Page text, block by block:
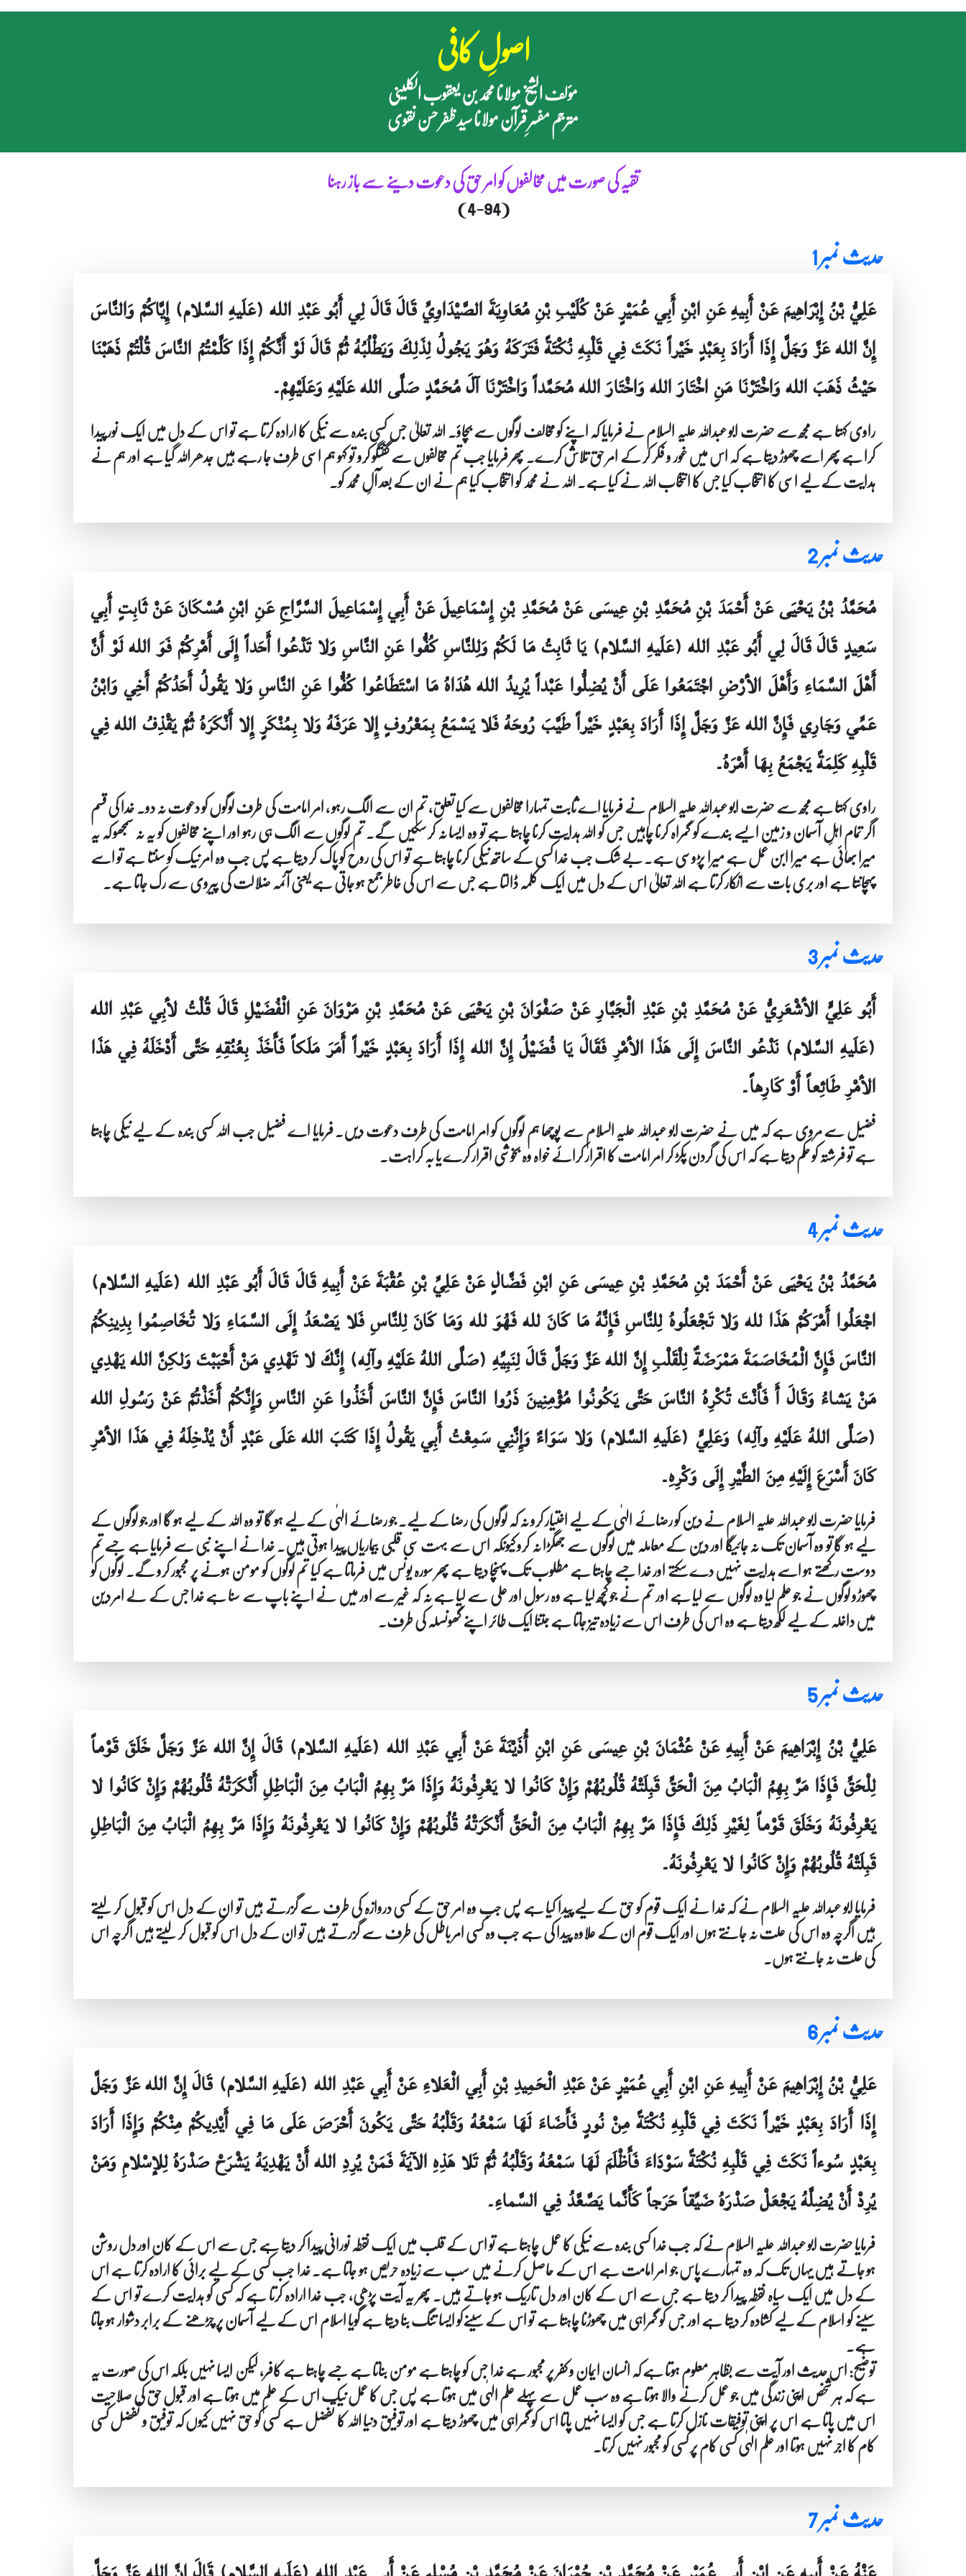
اصولِ کافی
مؤلف الشیخ مولانا محمد بن یعقوب الکلینی
مترجم مفسرِ قرآن مولانا سید ظفر حسن نقوی
تقیہ کی صورت میں مخالفوں کو امر حق کی دعوت دینے سے باز رہنا
(4-94)
حدیث نمبر 1
عَلِيُّ بْنُ إِبْرَاهِيمَ عَنْ أَبِيهِ عَنِ ابْنِ أَبِي عُمَيْرٍ عَنْ كُلَيْبِ بْنِ مُعَاوِيَةَ الصَّيْدَاوِيِّ قَالَ قَالَ لِي أَبُو عَبْدِ الله (عَلَيهِ السَّلام) إِيَّاكُمْ وَالنَّاسَ
إِنَّ الله عَزَّ وَجَلَّ إِذَا أَرَادَ بِعَبْدٍ خَيْراً نَكَتَ فِي قَلْبِهِ نُكْتَةً فَتَرَكَهُ وَهُوَ يَجُولُ لِذَلِكَ وَيَطْلُبُهُ ثُمَّ قَالَ لَوْ أَنَّكُمْ إِذَا كَلَّمْتُمُ النَّاسَ قُلْتُمْ ذَهَبْنَا
حَيْثُ ذَهَبَ الله وَاخْتَرْنَا مَنِ اخْتَارَ الله وَاخْتَارَ الله مُحَمَّداً وَاخْتَرْنَا آلَ مُحَمَّدٍ صَلَّى الله عَلَيْهِ وَعَلَيْهِمْ۔
راوی کہتا ہے مجھ سے حضرت ابو عبداللہ علیہ السلام نے فرمایا کہ اپنے کو مخالف لوگوں سے بچاؤ۔ اللہ تعالیٰ جس کسی بندہ سے نیکی کا ارادہ کرتا ہے تو اس کے دل میں ایک نور پیدا
کرا ہے پھر اسے چھوڑ دیتا ہے کہ اس میں غور و فکر کر کے امر حق تلاش کرے۔ پھر فرمایا جب تم مخالفوں سے گفتگو کرو تو کہو ہم اسی طرف جا رہے ہیں جدھر اللہ گیا ہے اور ہم نے
ہدایت کے لیے اسی کا انتخاب کیا جس کا انتخاب اللہ نے کیا ہے۔ اللہ نے محمد کو انتخاب کیا ہم نے ان کے بعد آلِ محمد کو۔
حدیث نمبر 2
مُحَمَّدُ بْنُ يَحْيَى عَنْ أَحْمَدَ بْنِ مُحَمَّدِ بْنِ عِيسَى عَنْ مُحَمَّدِ بْنِ إِسْمَاعِيلَ عَنْ أَبِي إِسْمَاعِيلَ السَّرَّاجِ عَنِ ابْنِ مُسْكَانَ عَنْ ثَابِتٍ أَبِي
سَعِيدٍ قَالَ قَالَ لِي أَبُو عَبْدِ الله (عَلَيهِ السَّلام) يَا ثَابِتُ مَا لَكُمْ وَلِلنَّاسِ كُفُّوا عَنِ النَّاسِ وَلا تَدْعُوا أَحَداً إِلَى أَمْرِكُمْ فَوَ الله لَوْ أَنَّ
أَهْلَ السَّمَاءِ وَأَهْلَ الأرْضِ اجْتَمَعُوا عَلَى أَنْ يُضِلُّوا عَبْداً يُرِيدُ الله هُدَاهُ مَا اسْتَطَاعُوا كُفُّوا عَنِ النَّاسِ وَلا يَقُولُ أَحَدُكُمْ أَخِي وَابْنُ
عَمِّي وَجَارِي فَإِنَّ الله عَزَّ وَجَلَّ إِذَا أَرَادَ بِعَبْدٍ خَيْراً طَيَّبَ رُوحَهُ فَلا يَسْمَعُ بِمَعْرُوفٍ إِلا عَرَفَهُ وَلا بِمُنْكَرٍ إِلا أَنْكَرَهُ ثُمَّ يَقْذِفُ الله فِي
قَلْبِهِ كَلِمَةً يَجْمَعُ بِهَا أَمْرَهُ۔
راوی کہتا ہے مجھ سے حضرت ابو عبداللہ علیہ السلام نے فرمایا اے ثابت تمہارا مخالفوں سے کیا تعلق، تم ان سے الگ رہو ، امر امامت کی طرف لوگوں کو دعوت نہ دو۔ خدا کی قسم
اگر تمام اہلِ آسمان و زمین ایسے بندے کو گمراہ کرنا چاہیں جس کو اللہ ہدایت کرنا چاہتا ہے تو وہ ایسا نہ کر سکیں گے۔ تم لوگوں سے الگ ہی رہو اور اپنے مخالفوں کو یہ نہ سمجھو کہ یہ
میرا بھائی ہے میرا ابن عمل ہے میرا پڑوسی ہے۔ بے شک جب خدا کسی کے ساتھ نیکی کرنا چاہتا ہے تو اس کی روح کو پاک کر دیتا ہے پس جب وہ امر نیک کو سنتا ہے تو اسے
پہچانتا ہے اور بری بات سے انکار کرتا ہے اللہ تعالیٰ اس کے دل میں ایک کلمہ ڈالتا ہے جس سے اس کی خاطر جمع ہو جاتی ہے یعنی آئمہ ضلالت کی پیروی سے رک جاتا ہے۔
حدیث نمبر 3
أَبُو عَلِيٍّ الأشْعَرِيُّ عَنْ مُحَمَّدِ بْنِ عَبْدِ الْجَبَّارِ عَنْ صَفْوَانَ بْنِ يَحْيَى عَنْ مُحَمَّدِ بْنِ مَرْوَانَ عَنِ الْفُضَيْلِ قَالَ قُلْتُ لأبِي عَبْدِ الله
(عَلَيهِ السَّلام) نَدْعُو النَّاسَ إِلَى هَذَا الأمْرِ فَقَالَ يَا فُضَيْلُ إِنَّ الله إِذَا أَرَادَ بِعَبْدٍ خَيْراً أَمَرَ مَلَكاً فَأَخَذَ بِعُنُقِهِ حَتَّى أَدْخَلَهُ فِي هَذَا
الأمْرِ طَائِعاً أَوْ كَارِهاً۔
فضیل سے مروی ہے کہ میں نے حضرت ابو عبداللہ علیہ السلام سے پوچھا ہم لوگوں کو امر امامت کی طرف دعوت دیں۔ فرمایا اے فضیل جب اللہ کسی بندہ کے لیے نیکی چاہتا
ہے تو فرشتہ کو حکم دیتا ہے کہ اس کی گردن پکڑ کر امر امامت کا اقرار کرائے خواہ وہ بخوشی اقرار کرے یا بہ کراہت۔
حدیث نمبر 4
مُحَمَّدُ بْنُ يَحْيَى عَنْ أَحْمَدَ بْنِ مُحَمَّدِ بْنِ عِيسَى عَنِ ابْنِ فَضَّالٍ عَنْ عَلِيِّ بْنِ عُقْبَةَ عَنْ أَبِيهِ قَالَ قَالَ أَبُو عَبْدِ الله (عَلَيهِ السَّلام)
اجْعَلُوا أَمْرَكُمْ هَذَا لله وَلا تَجْعَلُوهُ لِلنَّاسِ فَإِنَّهُ مَا كَانَ لله فَهُوَ لله وَمَا كَانَ لِلنَّاسِ فَلا يَصْعَدُ إِلَى السَّمَاءِ وَلا تُخَاصِمُوا بِدِينِكُمُ
النَّاسَ فَإِنَّ الْمُخَاصَمَةَ مَمْرَضَةٌ لِلْقَلْبِ إِنَّ الله عَزَّ وَجَلَّ قَالَ لِنَبِيِّهِ (صَلَّى اللهُ عَلَيْهِ وآلِه) إِنَّكَ لا تَهْدِي مَنْ أَحْبَبْتَ وَلكِنَّ الله يَهْدِي
مَنْ يَشاءُ وَقَالَ أَ فَأَنْتَ تُكْرِهُ النَّاسَ حَتَّى يَكُونُوا مُؤْمِنِينَ ذَرُوا النَّاسَ فَإِنَّ النَّاسَ أَخَذُوا عَنِ النَّاسِ وَإِنَّكُمْ أَخَذْتُمْ عَنْ رَسُولِ الله
(صَلَّى اللهُ عَلَيْهِ وآلِه) وَعَلِيٍّ (عَلَيهِ السَّلام) وَلا سَوَاءٌ وَإِنَّنِي سَمِعْتُ أَبِي يَقُولُ إِذَا كَتَبَ الله عَلَى عَبْدٍ أَنْ يُدْخِلَهُ فِي هَذَا الأمْرِ
كَانَ أَسْرَعَ إِلَيْهِ مِنَ الطَّيْرِ إِلَى وَكْرِهِ۔
فرمایا حضرت ابو عبداللہ علیہ السلام نے دین کو رضائے الہٰی کے لیے اختیار کرو نہ کہ لوگوں کی رضا کے لیے۔ جو رضائے الہٰی کے لیے ہو گا تو وہ اللہ کے لیے ہو گا اور جو لوگوں کے
لیے ہو گا تو وہ آسمان تک نہ جائیگا اور دین کے معاملہ میں لوگوں سے جھگڑا نہ کرو کیونکہ اس سے بہت سی قلبی بیماریاں پیدا ہوتی ہیں۔ خدا نے اپنے نبی سے فرمایا ہے جسے تم
دوست رکھتے ہو اسے ہدایت نہیں دے سکتے اور خدا جسے چاہتا ہے مطلوب تک پہنچا دیتا ہے پھر سورہ یونس میں فرماتا ہے کیا تم لوگوں کو مومن ہونے پر مجبور کرو گے۔ لوگوں کو
چھوڑو لوگوں نے جو علم لیا وہ لوگوں سے لیا ہے اور تم نے جو کچھ لیا ہے وہ رسول اور علی سے لیا ہے نہ کہ غیر سے اور میں نے اپنے باپ سے سنا ہے خدا جس کے لے امر دین
میں داخلہ کے لیے لکھ دیتا ہے وہ اس کی طرف اس سے زیادہ تیز جاتا ہے جتنا ایک طائر اپنے گھونسلہ کی طرف۔
حدیث نمبر 5
عَلِيُّ بْنُ إِبْرَاهِيمَ عَنْ أَبِيهِ عَنْ عُثْمَانَ بْنِ عِيسَى عَنِ ابْنِ أُذَيْنَةَ عَنْ أَبِي عَبْدِ الله (عَلَيهِ السَّلام) قَالَ إِنَّ الله عَزَّ وَجَلَّ خَلَقَ قَوْماً
لِلْحَقِّ فَإِذَا مَرَّ بِهِمُ الْبَابُ مِنَ الْحَقِّ قَبِلَتْهُ قُلُوبُهُمْ وَإِنْ كَانُوا لا يَعْرِفُونَهُ وَإِذَا مَرَّ بِهِمُ الْبَابُ مِنَ الْبَاطِلِ أَنْكَرَتْهُ قُلُوبُهُمْ وَإِنْ كَانُوا لا
يَعْرِفُونَهُ وَخَلَقَ قَوْماً لِغَيْرِ ذَلِكَ فَإِذَا مَرَّ بِهِمُ الْبَابُ مِنَ الْحَقِّ أَنْكَرَتْهُ قُلُوبُهُمْ وَإِنْ كَانُوا لا يَعْرِفُونَهُ وَإِذَا مَرَّ بِهِمُ الْبَابُ مِنَ الْبَاطِلِ
قَبِلَتْهُ قُلُوبُهُمْ وَإِنْ كَانُوا لا يَعْرِفُونَهُ۔
فرمایا ابو عبداللہ علیہ السلام نے کہ خدا نے ایک قوم کو حق کے لیے پیدا کیا ہے پس جب وہ امر حق کے کسی دروازہ کی طرف سے گزرتے ہیں تو ان کے دل اس کو قبول کر لیتے
ہیں اگرچہ وہ اس کی علت نہ جانتے ہوں اور ایک قوم ان کے علاوہ پیدا کی ہے جب وہ کسی امر باطل کی طرف سے گزرتے ہیں تو ان کے دل اس کو قبول کر لیتے ہیں اگرچہ اس
کی علت نہ جانتے ہوں۔
حدیث نمبر 6
عَلِيُّ بْنُ إِبْرَاهِيمَ عَنْ أَبِيهِ عَنِ ابْنِ أَبِي عُمَيْرٍ عَنْ عَبْدِ الْحَمِيدِ بْنِ أَبِي الْعَلاءِ عَنْ أَبِي عَبْدِ الله (عَلَيهِ السَّلام) قَالَ إِنَّ الله عَزَّ وَجَلَّ
إِذَا أَرَادَ بِعَبْدٍ خَيْراً نَكَتَ فِي قَلْبِهِ نُكْتَةً مِنْ نُورٍ فَأَضَاءَ لَهَا سَمْعُهُ وَقَلْبُهُ حَتَّى يَكُونَ أَحْرَصَ عَلَى مَا فِي أَيْدِيكُمْ مِنْكُمْ وَإِذَا أَرَادَ
بِعَبْدٍ سُوءاً نَكَتَ فِي قَلْبِهِ نُكْتَةً سَوْدَاءَ فَأَظْلَمَ لَهَا سَمْعُهُ وَقَلْبُهُ ثُمَّ تَلا هَذِهِ الآيَةَ فَمَنْ يُرِدِ الله أَنْ يَهْدِيَهُ يَشْرَحْ صَدْرَهُ لِلإسْلامِ وَمَنْ
يُرِدْ أَنْ يُضِلَّهُ يَجْعَلْ صَدْرَهُ ضَيِّقاً حَرَجاً كَأَنَّما يَصَّعَّدُ فِي السَّماءِ۔
فرمایا حضرت ابو عبداللہ علیہ السلام نے کہ جب خدا کسی بندہ سے نیکی کا عمل چاہتا ہے تو اس کے قلب میں ایک نقطہ نورانی پیدا کر دیتا ہے جس سے اس کے کان اور دل روشن
ہو جاتے ہیں یہاں تک کہ وہ تمہارے پاس جو امر امامت ہے اس کے حاصل کرنے میں سب سے زیادہ حریص ہو جاتا ہے۔ خدا جب کسی کے لیے برائی کا ارادہ کرتا ہے اس
کے دل میں ایک سیاہ نقطہ پیدا کر دیتا ہے جس سے اس کے کان اور دل تاریک ہو جاتے ہیں۔ پھر یہ آیت پڑھی، جب خدا ارادہ کرتا ہے کہ کسی کو ہدایت کرے تو اس کے
سینے کو اسلام کے لیے کشادہ کر دیتا ہے اور جس کو گمراہی میں چھوڑنا چاہتا ہے تو اس کے سینےکو ایسا تنگ بنا دیتا ہے گویا اسلام اس کے لیے آسمان پر چڑھنے کے برابر دشوار ہو جاتا
ہے۔
توضیح: اس حدیث اور آیت سے بظاہر معلوم ہوتا ہے کہ انسان ایمان و کفر پر مجبور ہے خدا جس کو چاہتا ہے مومن بناتا ہے جسے چاہتا ہے کافر، لیکن ایسا نہیں بلکہ اس کی صورت یہ
ہے کہ ہر شخص اپنی زندگی میں جو عمل کرنے والا ہوتا ہے وہ سب عمل سے پہلے علم الہٰی میں ہوتا ہے پس جس کا عمل نیک اس کے علم میں ہوتا ہے اور قبول حق کی صلاحیت
اس میں پاتا ہے اس پر اپنی توفیقات نازل کرتا ہے جس کو ایسا نہیں پاتا اس کو گمراہی میں چھوڑ دیتا ہے اور توفیق دنیا اللہ کا تفضل ہے کسی کو حق نہیں کیوں کہ توفیق و تفضل کسی
کام کا اجر نہیں ہوتا اور علم الہٰی کسی کام پر کسی کو مجبور نہیں کرتا۔
حدیث نمبر 7